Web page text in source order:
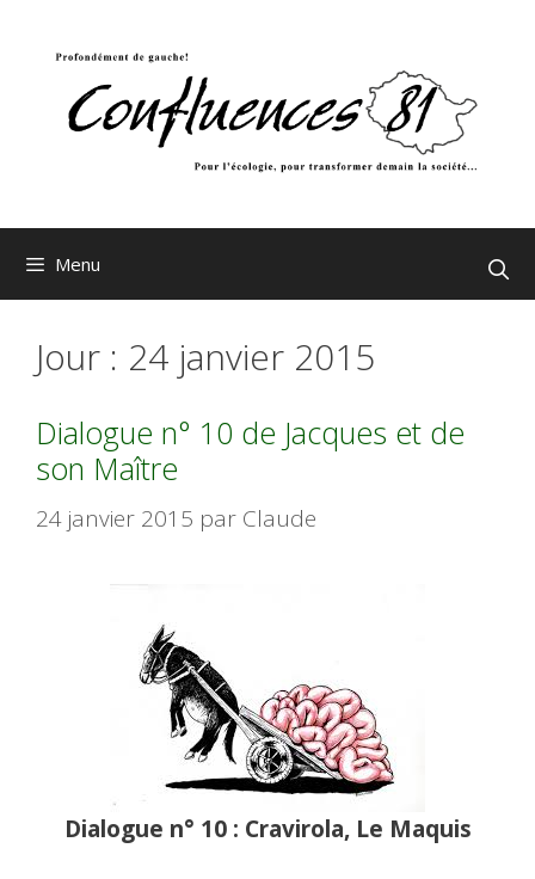
Menu
Jour : 24 janvier 2015
Dialogue n° 10 de Jacques et de
son Maître
24 janvier 2015 par Claude
Dialogue n° 10 : Cravirola, Le Maquis